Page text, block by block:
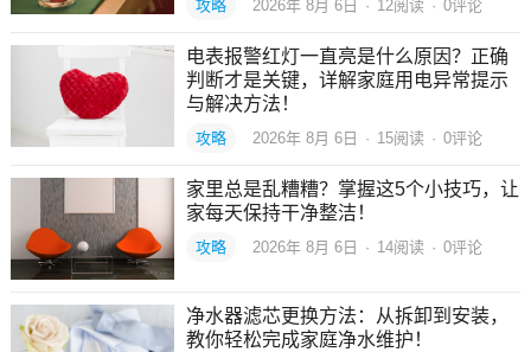
攻略 2026年 8月 6日 · 12阅读 · 0评论
电表报警红灯一直亮是什么原因？正确
判断才是关键，详解家庭用电异常提示
与解决方法！
攻略 2026年 8月 6日 · 15阅读 · 0评论
家里总是乱糟糟？掌握这5个小技巧，让
家每天保持干净整洁！
攻略 2026年 8月 6日 · 14阅读 · 0评论
净水器滤芯更换方法：从拆卸到安装，
教你轻松完成家庭净水维护！